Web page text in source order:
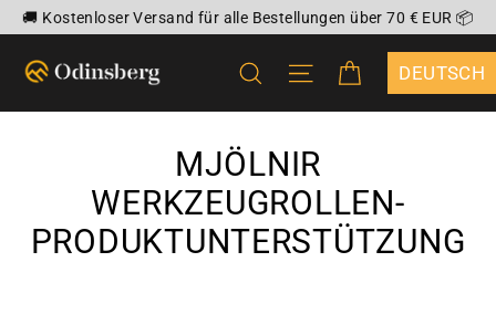
Direkt
Inhalt
🚚 Kostenloser Versand für alle Bestellungen über 70 € EUR 📦
SUCHE
MJÖLNIR
WERKZEUGROLLEN-
PRODUKTUNTERSTÜTZUNG